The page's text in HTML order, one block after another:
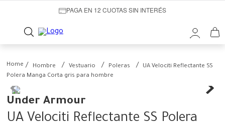
PAGA EN 12 CUOTAS SIN INTERÉS
Hombre Vestuario Poleras
UA Velociti Reflectante SS
Polera Manga Corta gris para hombre
Under Armour
UA Velociti Reflectante SS Polera